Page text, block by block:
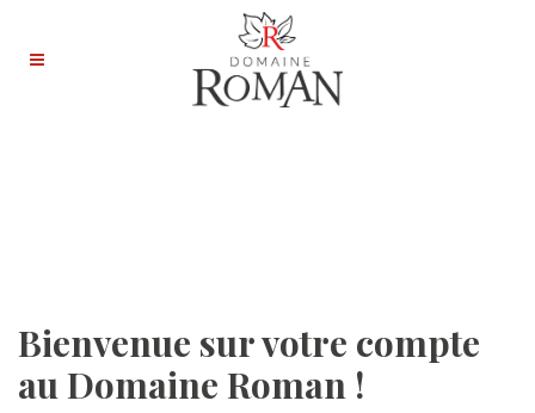
Bienvenue sur votre compte
au Domaine Roman !